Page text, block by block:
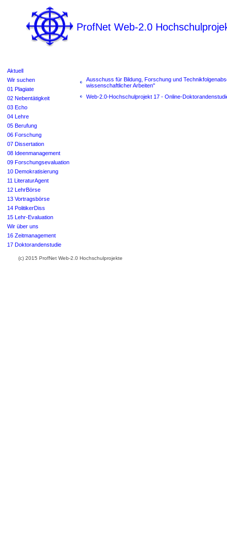
ProfNet Web-2.0
Aktuell
Wir suchen
01 Plagiate
02 Nebentätigkeit
03 Echo
04 Lehre
05 Berufung
06 Forschung
07 Dissertation
08 Ideenmanagement
09 Forschungsevaluation
10 Demokratisierung
11 LiteraturAgent
12 LehrBörse
13 Vortragsbörse
14 PolitikerDiss
15 Lehr-Evaluation
Wir über uns
16 Zeitmanagement
17 Doktorandenstudie
Ausschuss für Bildung, Forschung und
wissenschaftlicher Arbeiten"
Web-2.0-Hochschulprojekt 17 - Online-
(c) 2015 ProfNet Web-2.0 Hochschulprojekte